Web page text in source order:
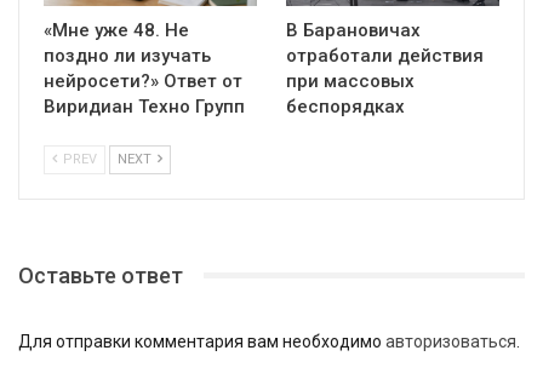
«Мне уже 48. Не
поздно ли изучать
нейросети?» Ответ от
Виридиан Техно Групп
В Барановичах
отработали действия
при массовых
беспорядках
PREV NEXT
Оставьте ответ
Для отправки комментария вам необходимо авторизоваться